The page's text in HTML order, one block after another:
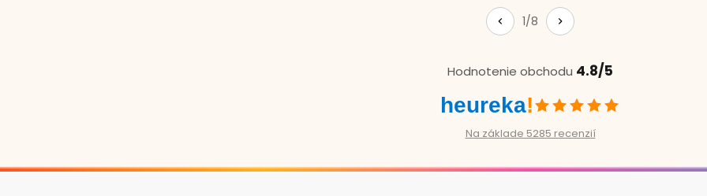
1/8
Hodnotenie obchodu 4.8/5
heureka!
Na základe 5285 recenzií